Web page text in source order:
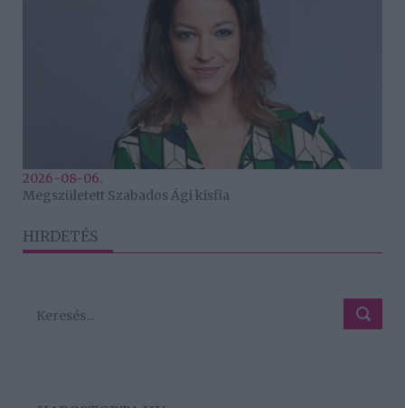
2026-08-06.
Megszületett Szabados Ági kisfia
HIRDETÉS